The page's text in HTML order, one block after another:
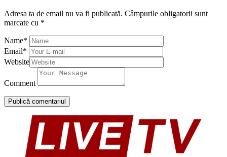
Adresa ta de email nu va fi publicată. Câmpurile obligatorii sunt
marcate cu *
Name*
Email*
Website
Comment